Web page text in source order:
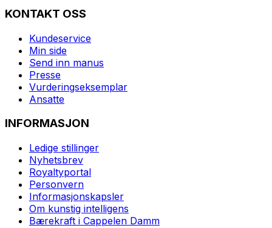
KONTAKT OSS
Kundeservice
Min side
Send inn manus
Presse
Vurderingseksemplar
Ansatte
INFORMASJON
Ledige stillinger
Nyhetsbrev
Royaltyportal
Personvern
Informasjonskapsler
Om kunstig intelligens
Bærekraft i Cappelen Damm